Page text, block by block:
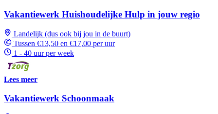
Vakantiewerk Huishoudelijke Hulp in jouw regio
Landelijk (dus ook bij jou in de buurt)
Tussen €13,50 en €17,00 per uur
1 - 40 uur per week
Lees meer
Vakantiewerk Schoonmaak